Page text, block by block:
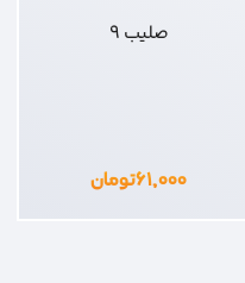
صلیب 9
۶۱,۰۰۰تومان